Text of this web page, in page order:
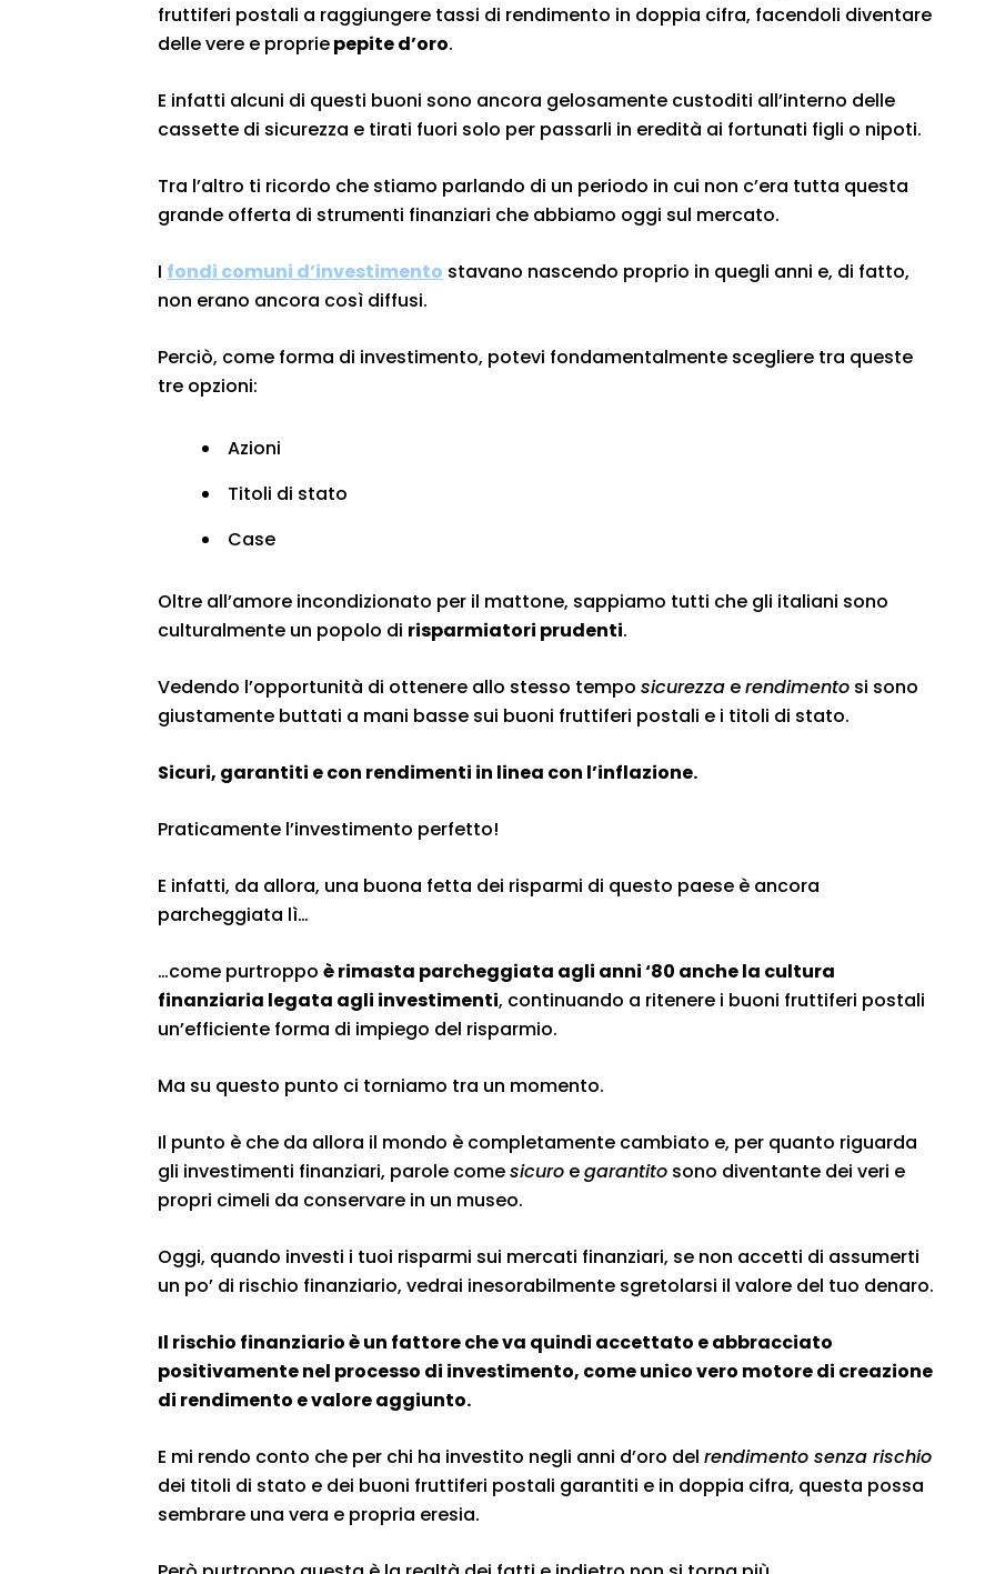
fruttiferi postali a raggiungere tassi di rendimento in doppia cifra, facendoli diventare
delle vere e propriepepite d’oro.
E infatti alcuni di questi buoni sono ancora gelosamente custoditi all’interno delle
cassette di sicurezza e tirati fuori solo per passarli in eredità ai fortunati figli o nipoti.
Tra l’altro ti ricordo che stiamo parlando di un periodo in cui non c’era tutta questa
grande offerta di strumenti finanziari che abbiamo oggi sul mercato.
I fondi comuni d’investimento stavano nascendo proprio in quegli anni e, di fatto,
non erano ancora così diffusi.
Perciò, come forma di investimento, potevi fondamentalmente scegliere tra queste
tre opzioni:
Azioni
Titoli di stato
Case
Oltre all’amore incondizionato per il mattone, sappiamo tutti che gli italiani sono
culturalmente un popolo di risparmiatori prudenti.
Vedendo l’opportunità di ottenere allo stesso tempo sicurezza erendimento si sono
giustamente buttati a mani basse sui buoni fruttiferi postali e i titoli di stato.
Sicuri, garantiti e con rendimenti in linea con l’inflazione.
Praticamente l’investimento perfetto!
E infatti, da allora, una buona fetta dei risparmi di questo paese è ancora
parcheggiata lì…
…come purtroppo è rimasta parcheggiata agli anni ‘80 anche la cultura
finanziaria legata agli investimenti, continuando a ritenere i buoni fruttiferi postali
un’efficiente forma di impiego del risparmio.
Ma su questo punto ci torniamo tra un momento.
Il punto è che da allora il mondo è completamente cambiato e, per quanto riguarda
gli investimenti finanziari, parole comesicuro egarantito sono diventante dei veri e
propri cimeli da conservare in un museo.
Oggi, quando investi i tuoi risparmi sui mercati finanziari, se non accetti di assumerti
un po’ di rischio finanziario, vedrai inesorabilmente sgretolarsi il valore del tuo denaro.
Il rischio finanziario è un fattore che va quindi accettato e abbracciato
positivamente nel processo di investimento, come unico vero motore di creazione
di rendimento e valore aggiunto.
E mi rendo conto che per chi ha investito negli anni d’oro del rendimento senza rischio
dei titoli di stato e dei buoni fruttiferi postali garantiti e in doppia cifra, questa possa
sembrare una vera e propria eresia.